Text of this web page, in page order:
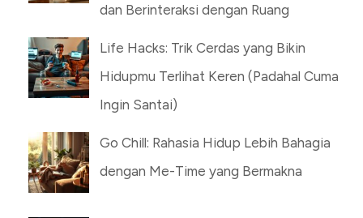
dan Berinteraksi dengan Ruang
Life Hacks: Trik Cerdas yang Bikin
Hidupmu Terlihat Keren (Padahal Cuma
Ingin Santai)
Go Chill: Rahasia Hidup Lebih Bahagia
dengan Me-Time yang Bermakna